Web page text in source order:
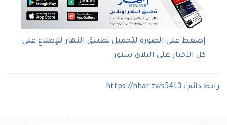
إضغط على الصورة لتحميل تطبيق النهار للإطلاع على
كل الآخبار على البلاي ستور
رابط دائم : https://nhar.tv/s54L3